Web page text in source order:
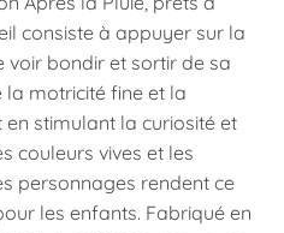
consiste à appuyer sur la
bondir et sortir de sa
la motricité fine et la
stimulant la curiosité et
couleurs vives et les
personnages rendent ce
les enfants. Fabriqué en